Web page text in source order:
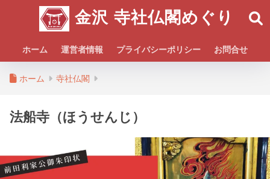
金沢 寺社仏閣めぐり
ホーム 運営者情報 プライバシーポリシー お問合せ
ホーム 寺社仏閣
法船寺（ほうせんじ）